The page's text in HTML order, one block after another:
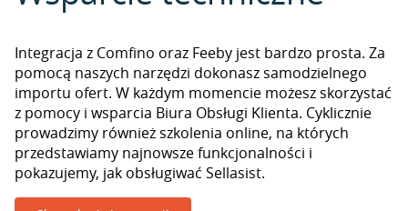
Integracja z Comfino oraz Feeby jest bardzo prosta. Za
pomocą naszych narzędzi dokonasz samodzielnego
importu ofert. W każdym momencie możesz skorzystać
z pomocy i wsparcia Biura Obsługi Klienta. Cyklicznie
prowadzimy również szkolenia online, na których
przedstawiamy najnowsze funkcjonalności i
pokazujemy, jak obsługiwać Sellasist.